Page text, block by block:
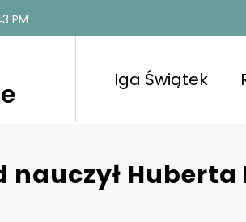
PM
Iga Świątek
nauczył